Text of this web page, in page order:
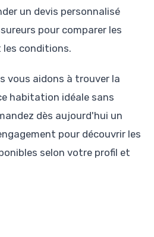
un devis personnalisé
pour comparer les
conditions.
vous aidons à trouver la
habitation idéale sans
dès aujourd'hui un
pour découvrir les
selon votre profil et